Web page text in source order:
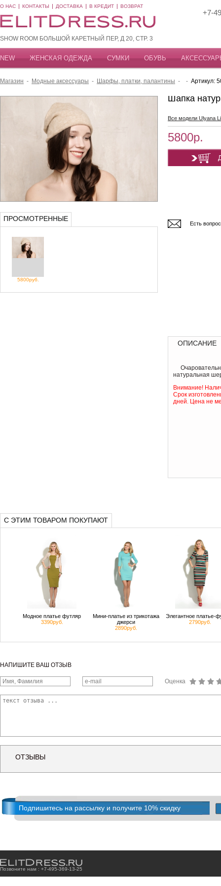
О НАС КОНТАКТЫ ДОСТАВКА В КРЕДИТ ВОЗВРАТ
SHOW ROOM БОЛЬШОЙ КАРЕТНЫЙ ПЕР, Д 20, СТР. 3
+7-
NEW ЖЕНСКАЯ ОДЕЖДА СУМКИ ОБУВЬ
Магазин - Модные аксессуары - Шарфы, платки, палантины - - Артикул:
ПРОСМОТРЕННЫЕ
5800руб.
Шапка
Все модели Ulyana
5800р.
Есть
ОПИСАНИЕ
натуральная
Внимание!
Срок
дней. Цена не
С ЭТИМ ТОВАРОМ ПОКУПАЮТ
Модное платье футляр
3390руб.
Мини-платье из трикотажа
джерси
2890руб.
Элегантное платье-
2790руб.
НАПИШИТЕ ВАШ ОТЗЫВ
Оценка
ОТЗЫВЫ
Подпишитесь на рассылку и получите 10% скидку
Позвоните нам : +7-495-369-13-25